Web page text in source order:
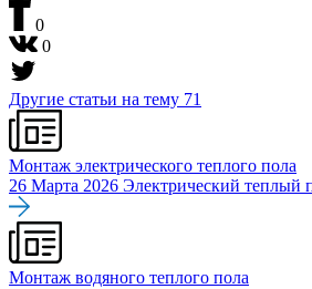
0
0
Другие статьи на тему 71
Монтаж электрического теплого пола
26 Марта 2026 Электрический теплый
Монтаж водяного теплого пола